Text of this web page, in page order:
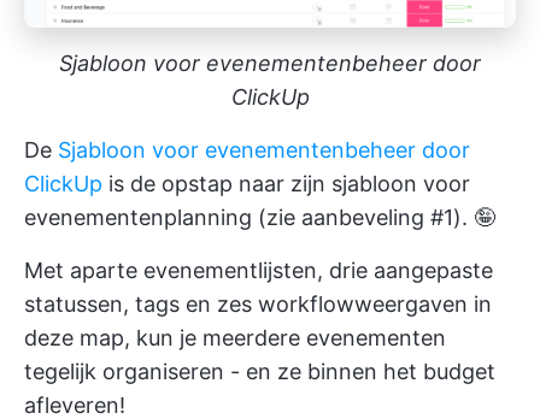
Sjabloon voor evenementenbeheer door
ClickUp
De Sjabloon voor evenementenbeheer door
ClickUp is de opstap naar zijn sjabloon voor
evenementenplanning (zie aanbeveling #1). 🤪
Met aparte evenementlijsten, drie aangepaste
statussen, tags en zes workflowweergaven in
deze map, kun je meerdere evenementen
tegelijk organiseren - en ze binnen het budget
afleveren!